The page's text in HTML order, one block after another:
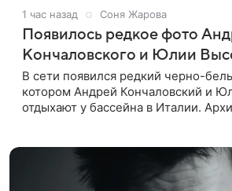
1 час назад Соня Жарова
Появилось редкое фото
Кончаловского и Юлии
В сети появился редкий черно-
котором Андрей Кончаловский и
отдыхают у бассейна в Италии.